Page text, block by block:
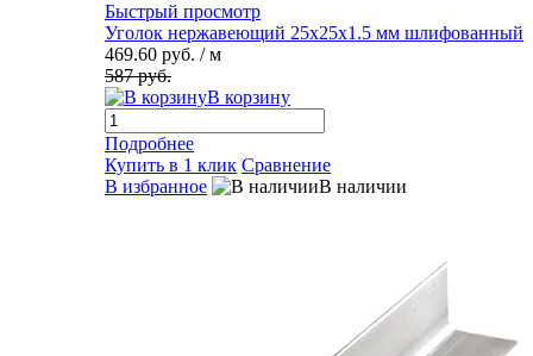
Быстрый просмотр
Уголок нержавеющий 25х25х1.5 мм шлифованный
469.60 руб. / м
587 руб.
В корзину
Подробнее
Купить в 1 клик Сравнение
В избранное
В наличии